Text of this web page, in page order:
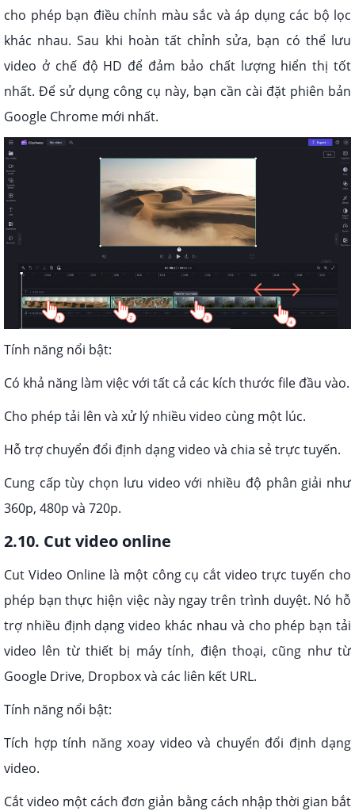
cho phép bạn điều chỉnh màu sắc và áp dụng các bộ lọc
khác nhau. Sau khi hoàn tất chỉnh sửa, bạn có thể lưu
video ở chế độ HD để đảm bảo chất lượng hiển thị tốt
nhất. Để sử dụng công cụ này, bạn cần cài đặt phiên bản
Google Chrome mới nhất.
Tính năng nổi bật:
Có khả năng làm việc với tất cả các kích thước file đầu vào.
Cho phép tải lên và xử lý nhiều video cùng một lúc.
Hỗ trợ chuyển đổi định dạng video và chia sẻ trực tuyến.
Cung cấp tùy chọn lưu video với nhiều độ phân giải như
360p, 480p và 720p.
2.10. Cut video online
Cut Video Online là một công cụ cắt video trực tuyến cho
phép bạn thực hiện việc này ngay trên trình duyệt. Nó hỗ
trợ nhiều định dạng video khác nhau và cho phép bạn tải
video lên từ thiết bị máy tính, điện thoại, cũng như từ
Google Drive, Dropbox và các liên kết URL.
Tính năng nổi bật:
Tích hợp tính năng xoay video và chuyển đổi định dạng
video.
Cắt video một cách đơn giản bằng cách nhập thời gian bắt